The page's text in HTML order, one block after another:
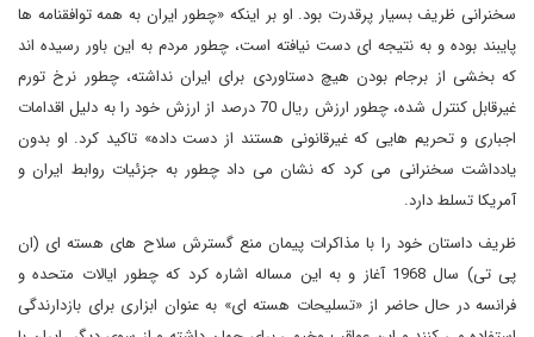
سخنرانی ظریف بسیار پرقدرت بود. او بر اینکه «چطور ایران به همه توافقنامه ها
پایبند بوده و به نتیجه ای دست نیافته است، چطور مردم به این باور رسیده اند
که بخشی از برجام بودن هیچ دستاوردی برای ایران نداشته، چطور نرخ تورم
غیرقابل کنترل شده، چطور ارزش ریال 70 درصد از ارزش خود را به دلیل اقدامات
اجباری و تحریم هایی که غیرقانونی هستند از دست داده» تاکید کرد. او بدون
یادداشت سخنرانی می کرد که نشان می داد چطور به جزئیات روابط ایران و
آمریکا تسلط دارد.
ظریف داستان خود را با مذاکرات پیمان منع گسترش سلاح های هسته ای (ان
پی تی) سال 1968 آغاز و به این مساله اشاره کرد که چطور ایالات متحده و
فرانسه در حال حاضر از «تسلیحات هسته ای» به عنوان ابزاری برای بازدارندگی